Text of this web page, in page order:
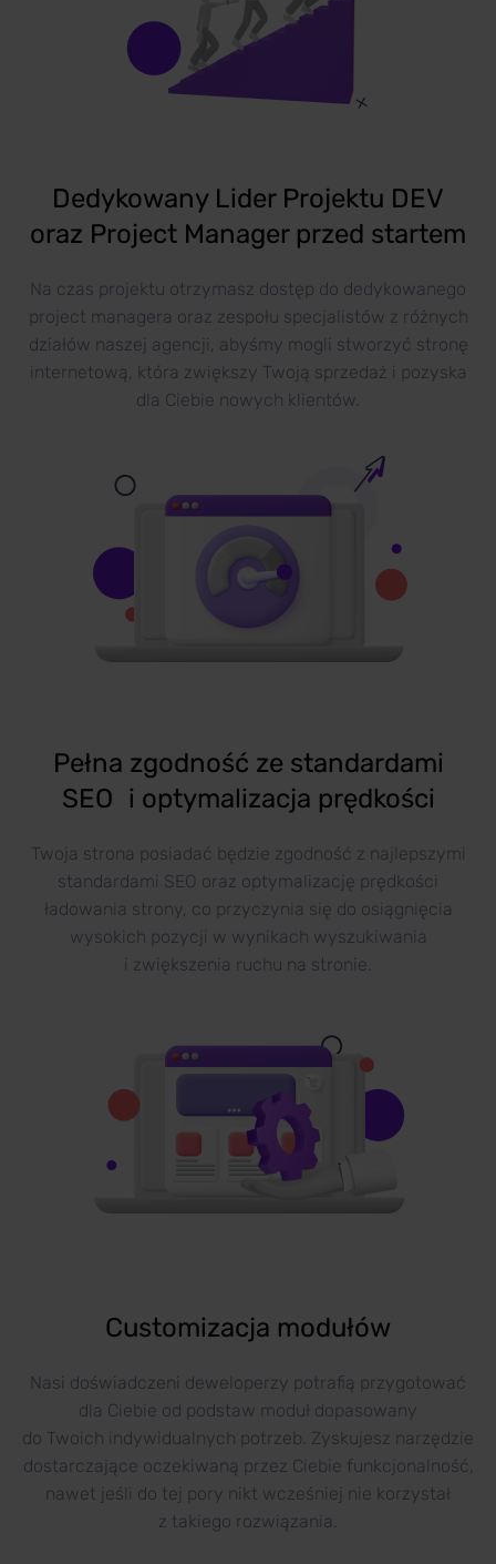
Dedykowany Lider Projektu DEV
oraz Project Manager przed startem
Na czas projektu otrzymasz dostęp do dedykowanego
project managera oraz zespołu specjalistów z różnych
działów naszej agencji, abyśmy mogli stworzyć stronę
internetową, która zwiększy Twoją sprzedaż i pozyska
dla Ciebie nowych klientów.
Pełna zgodność ze standardami
SEO i optymalizacja prędkości
Twoja strona posiadać będzie zgodność z najlepszymi
standardami SEO oraz optymalizację prędkości
ładowania strony, co przyczynia się do osiągnięcia
wysokich pozycji w wynikach wyszukiwania
i zwiększenia ruchu na stronie.
Customizacja modułów
Nasi doświadczeni deweloperzy potrafią przygotować
dla Ciebie od podstaw moduł dopasowany
do Twoich indywidualnych potrzeb. Zyskujesz narzędzie
dostarczające oczekiwaną przez Ciebie funkcjonalność,
nawet jeśli do tej pory nikt wcześniej nie korzystał
z takiego rozwiązania.